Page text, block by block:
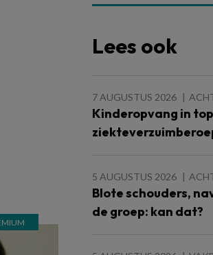
Lees ook
7 AUGUSTUS 2026
Kinderopvang in
5 AUGUSTUS 2026
Blote schouders,
de groep: kan dat?